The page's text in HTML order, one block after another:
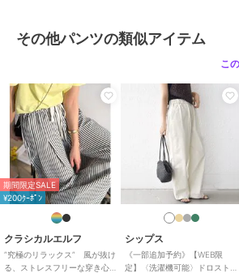
フレア・ブーツカット
タイル
カジュアル
その他パンツの類似アイテム
こ
期間限定SALE
¥200ｸｰﾎﾟﾝ
クラシカルエルフ
”究極のリラックス” 風が抜け
る、ストレスフリーな穿き心
シップス
《一部追加予約》【WEB限
定】〈洗濯機可能〉ドロスト